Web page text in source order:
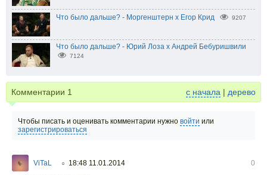
Что было дальше? - Моргенштерн x Егор Крид 9207
Что было дальше? - Юрий Лоза х Андрей Бебуришвили
7124
Комментарии 1 с начала | дерево
Чтобы писать и оценивать комментарии нужно войти или
зарегистрироваться
ViTaL ○ 18:48 11.01.2014
0